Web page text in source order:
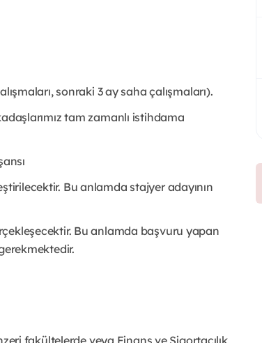
sonraki 3 ay saha çalışmaları).
tam zamanlı istihdama
Bu anlamda stajyer adayının
Bu anlamda başvuru yapan
fakültelerde veya Finans ve Sigortacılık